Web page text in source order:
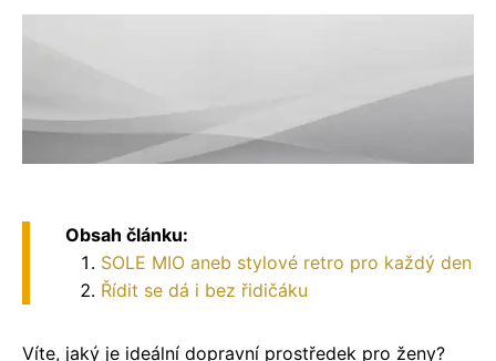
Obsah článku:
SOLE MIO aneb stylové retro pro každý den
Řídit se dá i bez řidičáku
Víte, jaký je ideální dopravní prostředek pro ženy?